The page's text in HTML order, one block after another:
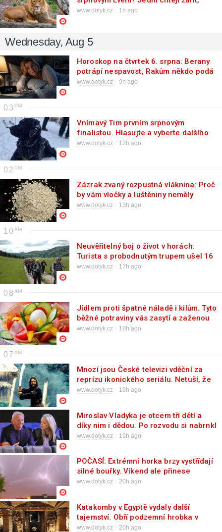
druzí vést
www.dotyk.cz 1h ago
Wednesday, Aug 5
Horoskop na čtvrtek 6. srpna: Berany
potrápí nespavost, Rakům někdo podá
pomocnou ruku
www.dotyk.cz 9h ago
03
Vnímavý Tim prvním srpnovým
finalistou. Hlasujte a vyberte dalšího
šampiona fotosoutěže Mazlíček
www.dotyk.cz 12h ago
02
Zázrak zvaný rozpustná vláknina: Proč
by vám vločky a luštěniny neměly
chybět na talíři
www.dotyk.cz 13h ago
10
Neuvěřitelný boj o život v horách:
Turista s probodnutým trupem ušel 16
kilometrů
www.dotyk.cz 17h ago
08
Jídlem proti špatné náladě i kilům. Tyto
běžné potraviny vás zasytí a zaženou
těžký splín
www.dotyk.cz 18h ago
07
Mnozí jsou České televizi vděční za
reprízu ikonického seriálu. Netuší, že
mohou sledovat moderní verzi
www.dotyk.cz 19h ago
Miroslav Vladyka je otcem tří dětí a
díky nim i dědou. Po rozvodu si nabrnkl
o mnoho let mladší ženu
www.dotyk.cz 19h ago
POČASÍ: Extrémní horka brzy vystřídají
silné bouřky. Víkend ale přinese
úlevu
www.dotyk.cz 20h ago
Katakomby v Egyptě vydaly další
tajemství. Obří podzemní hrobka v
Alexandrii ukrývá unikátní svět
www.dotyk.cz 20h ago